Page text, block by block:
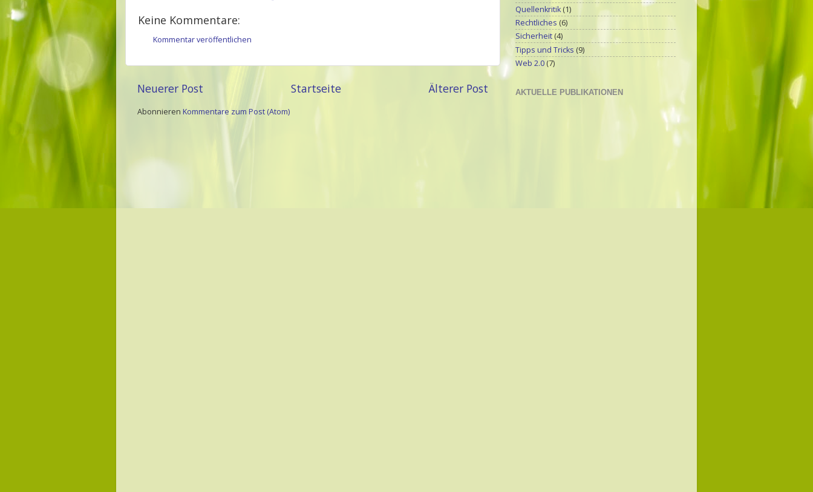
Keine Kommentare:
Kommentar veröffentlichen
Neuerer Post Älterer Post
Startseite
Abonnieren Kommentare zum Post (Atom)
Quellenkritik (1)
Rechtliches (6)
Sicherheit (4)
Tipps und Tricks (9)
Web 2.0 (7)
AKTUELLE PUBLIKATIONEN